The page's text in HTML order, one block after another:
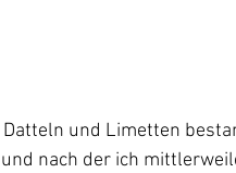
Datteln und Limetten
nach der ich